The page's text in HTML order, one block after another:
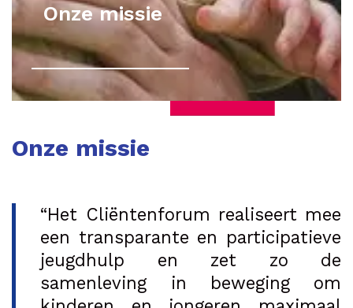
Onze missie
Onze missie
“Het Cliëntenforum realiseert mee
een transparante en participatieve
jeugdhulp en zet zo de
samenleving in beweging om